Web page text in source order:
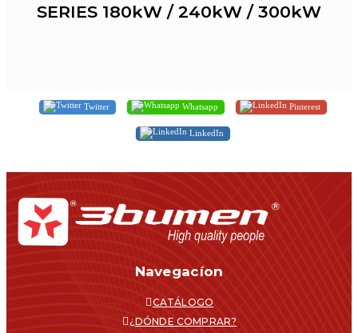
SERIES 180kW / 240kW / 300kW
Twitter Whatsapp Pinterest
LinkedIn
Navegacíon
CATÁLOGO
¿DÓNDE COMPRAR?